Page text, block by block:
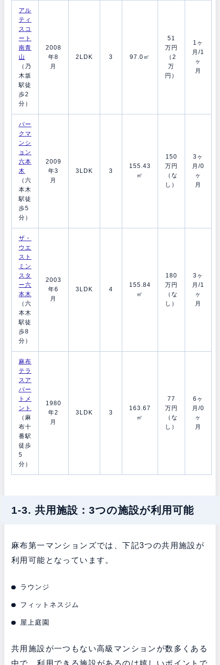
アル
ティ
スコ
ート
南青
山
（乃
木坂
駅徒
歩2
分）
2008
年8
月
2LDK 3 97.0㎡
51
万円
（2
万
円）
1ヶ
月/1
ヶ
月
パー
クマ
ンシ
ョン
六本
木
（六
本木
駅徒
歩5
分）
2009
年3
月
3LDK 3
155.43
㎡
150
万円
（な
し）
3ヶ
月/0
ヶ
月
ザ・
ウエ
スト
ミン
スタ
ー六
本木
（六
本木
駅徒
歩8
分）
2003
年6
月
3LDK 4
155.84
㎡
180
万円
（な
し）
3ヶ
月/1
ヶ
月
麻布
テラ
スア
パー
トメ
ント
（麻
布十
番駅
徒歩
5
分）
1980
年2
月
3LDK 3
163.67
㎡
77
万円
（な
し）
6ヶ
月/0
ヶ
月
1-3. 共用施設：3つの施設が利用可能
麻布第一マンションズでは、下記3つの共用施設が
利用可能となっています。
ラウンジ
フィットネスジム
屋上庭園
共用施設が一つもない高級マンションが数多くある
中で、利用できる施設があるのは嬉しいポイントで